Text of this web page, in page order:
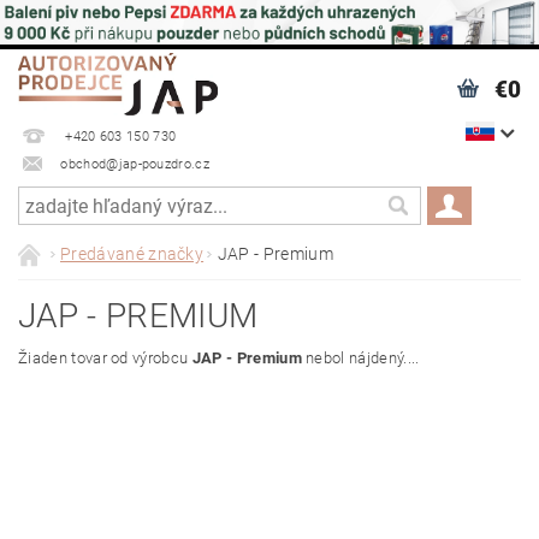
+420 603 150 730
obchod@jap-pouzdro.cz
€0
Predávané značky JAP - Premium
JAP - PREMIUM
Žiaden tovar od výrobcu JAP - Premiumnebol nájdený....